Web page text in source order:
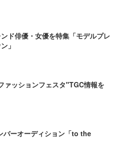
ド俳優・女優を特集「モデルプレ
」
ァッションフェスタ"TGC情報を
ーオーディション「to the